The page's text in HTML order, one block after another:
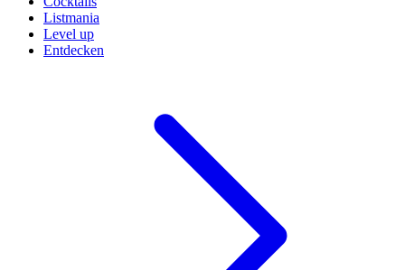
Listmania
Level up
Entdecken